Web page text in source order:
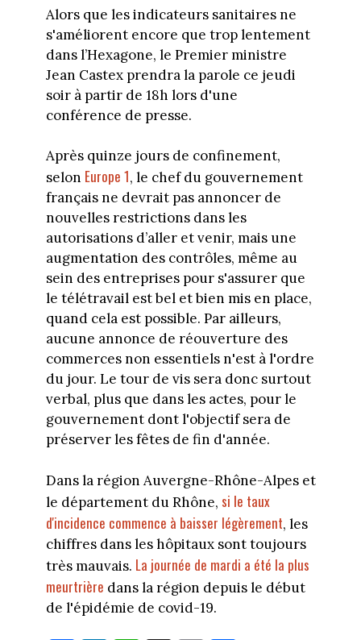
Alors que les indicateurs sanitaires ne
s'améliorent encore que trop lentement
dans l’Hexagone, le Premier ministre
Jean Castex prendra la parole ce jeudi
soir à partir de 18h lors d'une
conférence de presse.
Après quinze jours de confinement,
selon Europe 1, le chef du gouvernement
français ne devrait pas annoncer de
nouvelles restrictions dans les
autorisations d’aller et venir, mais une
augmentation des contrôles, même au
sein des entreprises pour s'assurer que
le télétravail est bel et bien mis en place,
quand cela est possible. Par ailleurs,
aucune annonce de réouverture des
commerces non essentiels n'est à l'ordre
du jour. Le tour de vis sera donc surtout
verbal, plus que dans les actes, pour le
gouvernement dont l'objectif sera de
préserver les fêtes de fin d'année.
Dans la région Auvergne-Rhône-Alpes et
le département du Rhône, si le taux
d'incidence commence à baisser légèrement, les
chiffres dans les hôpitaux sont toujours
très mauvais. La journée de mardi a été la plus
meurtrière dans la région depuis le début
de l'épidémie de covid-19.